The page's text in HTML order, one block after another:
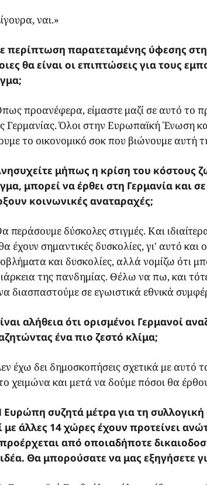
ναι.»
περίπτωση παρατεταμένης ύφεσης
θα είναι οι επιπτώσεις για τους
προανέφερα, είμαστε μαζί σε αυτό το
Γερμανίας. Όλοι στην Ευρωπαϊκή Ένωση
το οικονομικό σοκ που βιώνουμε αυτή
μήπως η κρίση του κόστους
μπορεί να έρθει στη Γερμανία και
κοινωνικές αναταραχές;
περάσουμε δύσκολες στιγμές. Και
έχουν σημαντικές δυσκολίες, γι' αυτό
και δυσκολίες, αλλά νομίζω ότι
της πανδημίας. Θέλω να πω, και
διασπαστούμε σε εγωιστικά εθνικά
αλήθεια ότι ορισμένοι Γερμανοί
ένα πιο ζεστό κλίμα;
έχω δει δημοσκοπήσεις σχετικά με αυτό
χειμώνα και μετά να δούμε πόσοι θα
συζητά μέτρα για τη συλλογική
με άλλες 14 χώρες έχουν προτείνει
από οποιαδήποτε
Θα μπορούσατε να μας εξηγήσετε